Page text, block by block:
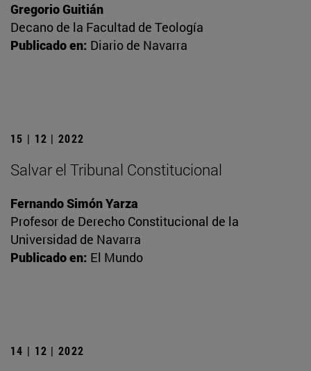
Gregorio Guitián
Decano de la Facultad de Teología
Publicado en: Diario de Navarra
15 | 12 | 2022
Salvar el Tribunal Constitucional
Fernando Simón Yarza
Profesor de Derecho Constitucional de la
Universidad de Navarra
Publicado en: El Mundo
14 | 12 | 2022